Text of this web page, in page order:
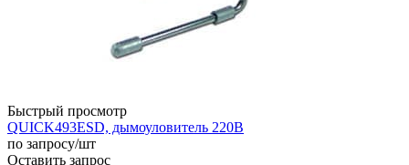
Быстрый просмотр
QUICK493ESD, дымоуловитель 220В
по запросу/шт
Оставить запрос